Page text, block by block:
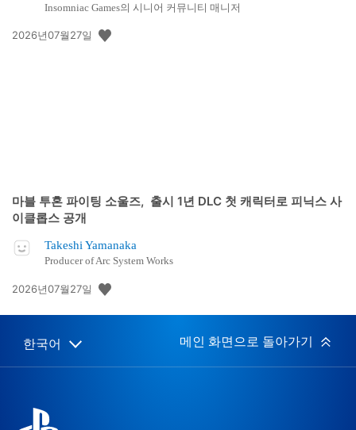
Insomniac Games의 시니어 커뮤니티 매니저
공
2026년07월27일
마블 투혼 파이팅 소울즈, 출시 1년 DLC 첫 캐릭터로 피닉스 사
이클롭스 공개
Takeshi Yamanaka
Producer of Arc System Works
공
일:
2026년07월27일
Select
Current
한국어 메인 화면으로 돌아가기